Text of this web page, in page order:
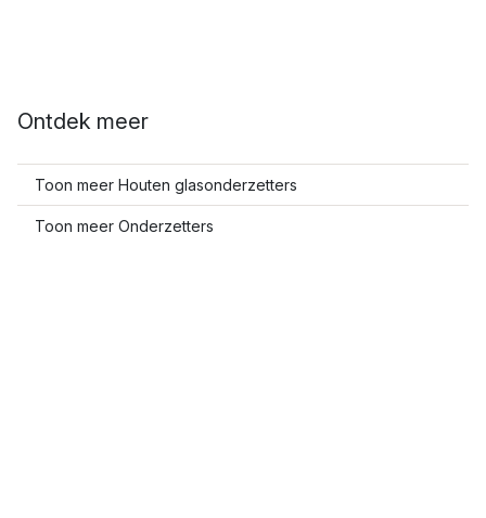
Ontdek meer
Toon meer Houten glasonderzetters
Toon meer Onderzetters